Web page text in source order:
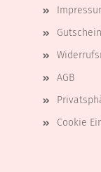
AGB
Cookie